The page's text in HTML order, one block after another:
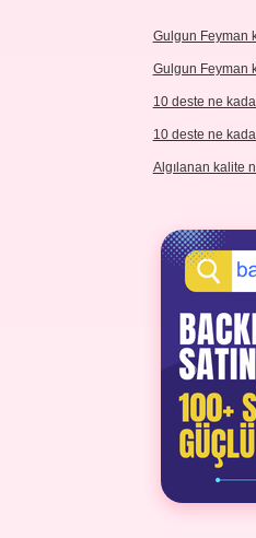
Gulgun Feyman
Gulgun Feyman
10 deste ne
10 deste ne
Algılanan kalite